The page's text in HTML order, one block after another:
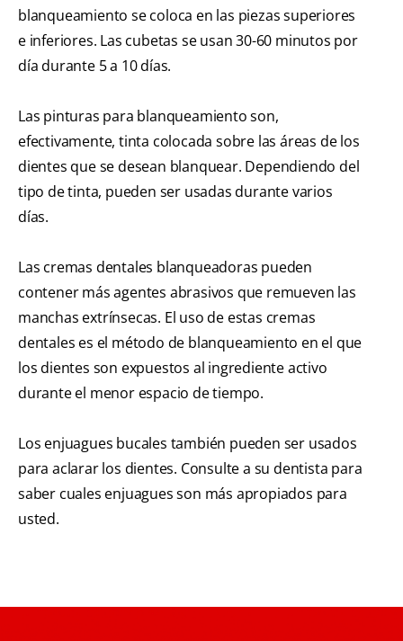
blanqueamiento se coloca en las piezas superiores
e inferiores. Las cubetas se usan 30-60 minutos por
día durante 5 a 10 días.
Las pinturas para blanqueamiento son,
efectivamente, tinta colocada sobre las áreas de los
dientes que se desean blanquear. Dependiendo del
tipo de tinta, pueden ser usadas durante varios
días.
Las cremas dentales blanqueadoras pueden
contener más agentes abrasivos que remueven las
manchas extrínsecas. El uso de estas cremas
dentales es el método de blanqueamiento en el que
los dientes son expuestos al ingrediente activo
durante el menor espacio de tiempo.
Los enjuagues bucales también pueden ser usados
para aclarar los dientes. Consulte a su dentista para
saber cuales enjuagues son más apropiados para
usted.